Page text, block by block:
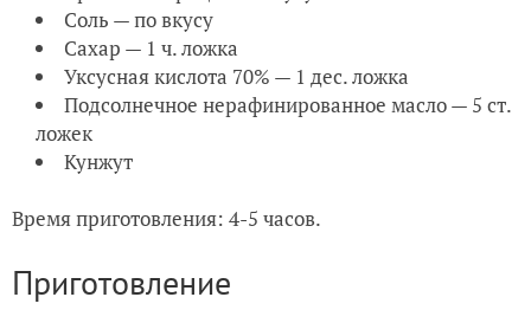
Соль — по вкусу
Сахар — 1 ч. ложка
Уксусная кислота 70% — 1 дес. ложка
Подсолнечное нерафинированное масло — 5 ст.
ложек
Кунжут
Время приготовления: 4-5 часов.
Приготовление